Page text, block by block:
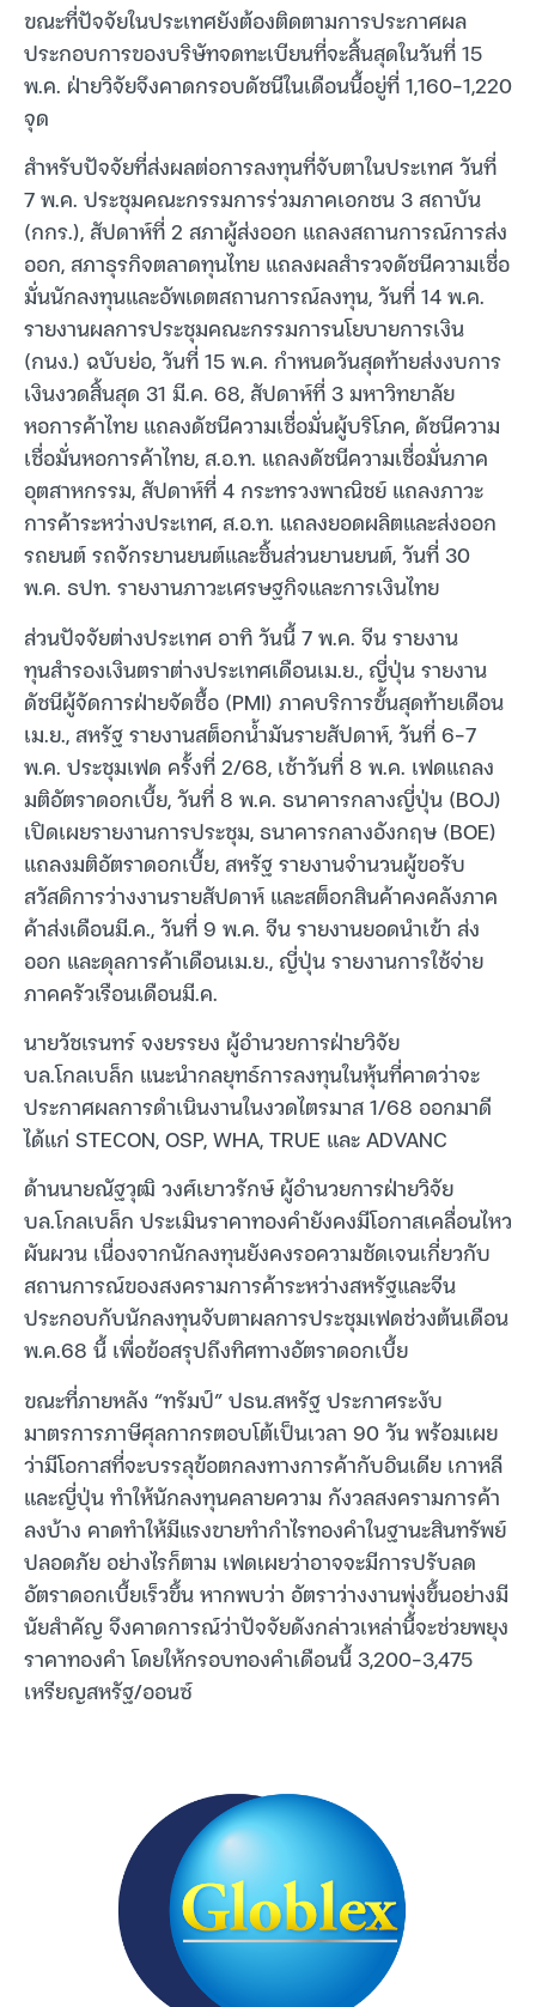
ขณะที่ปัจจัยในประเทศยังต้องติดตามการประกาศผล
ประกอบการของบริษัทจดทะเบียนที่จะสิ้นสุดในวันที่ 15
พ.ค. ฝ่ายวิจัยจึงคาดกรอบดัชนีในเดือนนี้อยู่ที่ 1,160-1,220
จุด
สำหรับปัจจัยที่ส่งผลต่อการลงทุนที่จับตาในประเทศ วันที่
7 พ.ค. ประชุมคณะกรรมการร่วมภาคเอกชน 3 สถาบัน
(กกร.), สัปดาห์ที่ 2 สภาผู้ส่งออก แถลงสถานการณ์การส่ง
ออก, สภาธุรกิจตลาดทุนไทย แถลงผลสำรวจดัชนีความเชื่อ
มั่นนักลงทุนและอัพเดตสถานการณ์ลงทุน, วันที่ 14 พ.ค.
รายงานผลการประชุมคณะกรรมการนโยบายการเงิน
(กนง.) ฉบับย่อ, วันที่ 15 พ.ค. กำหนดวันสุดท้ายส่งงบการ
เงินงวดสิ้นสุด 31 มี.ค. 68, สัปดาห์ที่ 3 มหาวิทยาลัย
หอการค้าไทย แถลงดัชนีความเชื่อมั่นผู้บริโภค, ดัชนีความ
เชื่อมั่นหอการค้าไทย, ส.อ.ท. แถลงดัชนีความเชื่อมั่นภาค
อุตสาหกรรม, สัปดาห์ที่ 4 กระทรวงพาณิชย์ แถลงภาวะ
การค้าระหว่างประเทศ, ส.อ.ท. แถลงยอดผลิตและส่งออก
รถยนต์ รถจักรยานยนต์และชิ้นส่วนยานยนต์, วันที่ 30
พ.ค. ธปท. รายงานภาวะเศรษฐกิจและการเงินไทย
ส่วนปัจจัยต่างประเทศ อาทิ วันนี้ 7 พ.ค. จีน รายงาน
ทุนสำรองเงินตราต่างประเทศเดือนเม.ย., ญี่ปุ่น รายงาน
ดัชนีผู้จัดการฝ่ายจัดซื้อ (PMI) ภาคบริการขั้นสุดท้ายเดือน
เม.ย., สหรัฐ รายงานสต็อกน้ำมันรายสัปดาห์, วันที่ 6-7
พ.ค. ประชุมเฟด ครั้งที่ 2/68, เช้าวันที่ 8 พ.ค. เฟดแถลง
มติอัตราดอกเบี้ย, วันที่ 8 พ.ค. ธนาคารกลางญี่ปุ่น (BOJ)
เปิดเผยรายงานการประชุม, ธนาคารกลางอังกฤษ (BOE)
แถลงมติอัตราดอกเบี้ย, สหรัฐ รายงานจำนวนผู้ขอรับ
สวัสดิการว่างงานรายสัปดาห์ และสต็อกสินค้าคงคลังภาค
ค้าส่งเดือนมี.ค., วันที่ 9 พ.ค. จีน รายงานยอดนำเข้า ส่ง
ออก และดุลการค้าเดือนเม.ย., ญี่ปุ่น รายงานการใช้จ่าย
ภาคครัวเรือนเดือนมี.ค.
นายวัชเรนทร์ จงยรรยง ผู้อำนวยการฝ่ายวิจัย
บล.โกลเบล็ก แนะนำกลยุทธ์การลงทุนในหุ้นที่คาดว่าจะ
ประกาศผลการดำเนินงานในงวดไตรมาส 1/68 ออกมาดี
ได้แก่ STECON, OSP, WHA, TRUE และ ADVANC
ด้านนายณัฐวุฒิ วงศ์เยาวรักษ์ ผู้อำนวยการฝ่ายวิจัย
บล.โกลเบล็ก ประเมินราคาทองคำยังคงมีโอกาสเคลื่อนไหว
ผันผวน เนื่องจากนักลงทุนยังคงรอความชัดเจนเกี่ยวกับ
สถานการณ์ของสงครามการค้าระหว่างสหรัฐและจีน
ประกอบกับนักลงทุนจับตาผลการประชุมเฟดช่วงต้นเดือน
พ.ค.68 นี้ เพื่อข้อสรุปถึงทิศทางอัตราดอกเบี้ย
ขณะที่ภายหลัง “ทรัมป์” ปธน.สหรัฐ ประกาศระงับ
มาตรการภาษีศุลกากรตอบโต้เป็นเวลา 90 วัน พร้อมเผย
ว่ามีโอกาสที่จะบรรลุข้อตกลงทางการค้ากับอินเดีย เกาหลี
และญี่ปุ่น ทำให้นักลงทุนคลายความ กังวลสงครามการค้า
ลงบ้าง คาดทำให้มีแรงขายทำกำไรทองคำในฐานะสินทรัพย์
ปลอดภัย อย่างไรก็ตาม เฟดเผยว่าอาจจะมีการปรับลด
อัตราดอกเบี้ยเร็วขึ้น หากพบว่า อัตราว่างงานพุ่งขึ้นอย่างมี
นัยสำคัญ จึงคาดการณ์ว่าปัจจัยดังกล่าวเหล่านี้จะช่วยพยุง
ราคาทองคำ โดยให้กรอบทองคำเดือนนี้ 3,200-3,475
เหรียญสหรัฐ/ออนซ์